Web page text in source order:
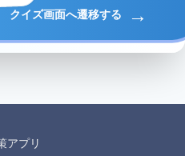
クイズ画面へ遷移する →
アプリ